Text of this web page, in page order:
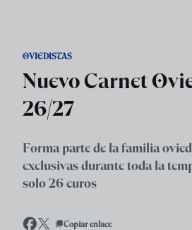
OVIEDISTAS
Nuevo Carnet
26/27
Forma parte de la familia
exclusivas durante toda la
solo 26 euros
Copiar enlace